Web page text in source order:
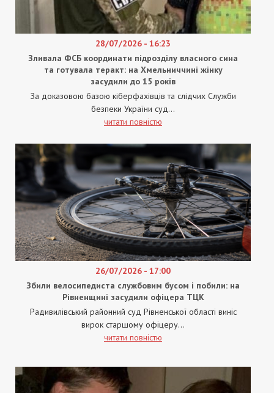
28/07/2026 - 16:23
Зливала ФСБ координати підрозділу власного сина
та готувала теракт: на Хмельниччині жінку
засудили до 15 років
За доказовою базою кіберфахівців та слідчих Служби
безпеки України суд...
читати повністю
26/07/2026 - 17:00
Збили велосипедиста службовим бусом і побили: на
Рівненщині засудили офіцера ТЦК
Радивилівський районний суд Рівненської області виніс
вирок старшому офіцеру...
читати повністю